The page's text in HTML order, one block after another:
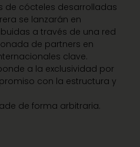
de cócteles desarrolladas
se lanzarán en
a través de una red
de partners en
clave.
a la exclusividad por
con la estructura y
de forma arbitraria.